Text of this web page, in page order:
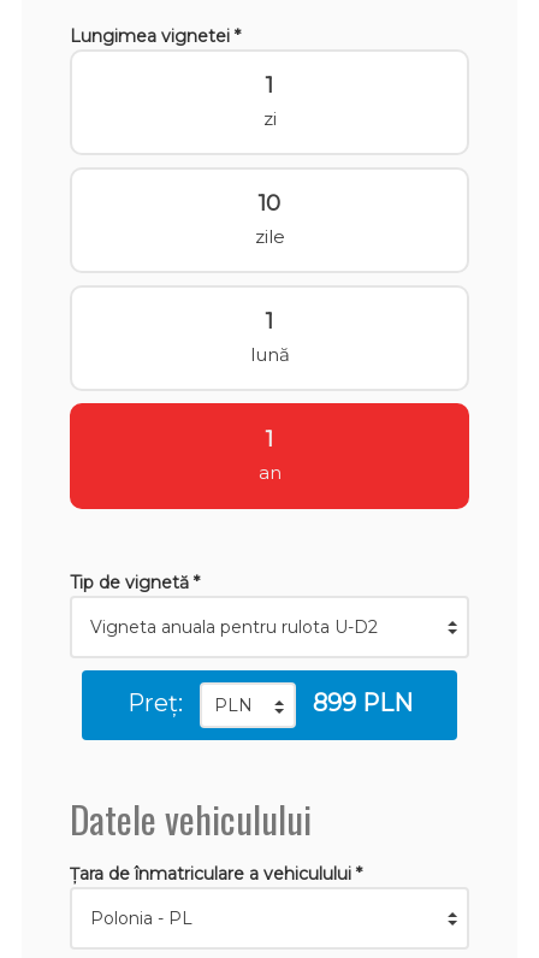
Lungimea vignetei *
1
zi
10
zile
1
lună
1
an
Tip de vignetă *
Preț: 899 PLN
Datele vehiculului
Țara de înmatriculare a vehiculului *